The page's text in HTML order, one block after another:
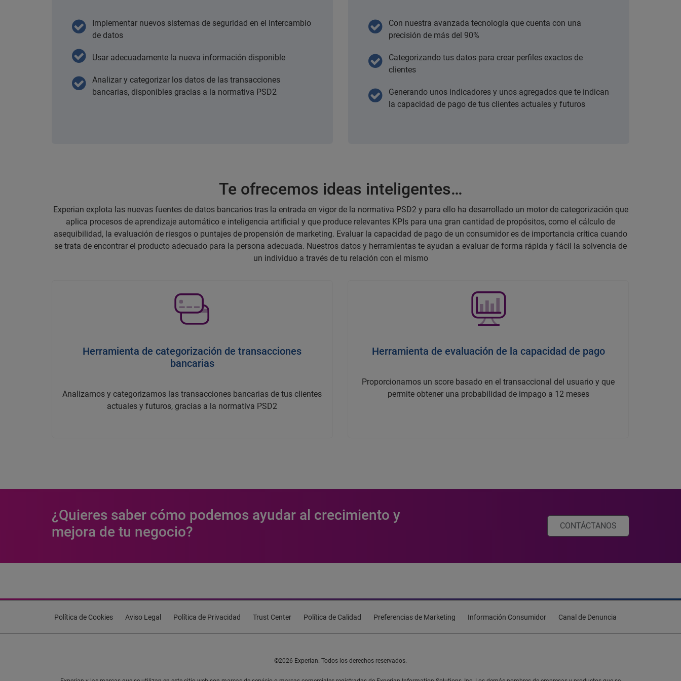
Implementar nuevos sistemas de seguridad en el intercambio
de datos
Usar adecuadamente la nueva información disponible
Analizar y categorizar los datos de las transacciones
bancarias, disponibles gracias a la normativa PSD2
Con nuestra avanzada tecnología que cuenta con una
precisión de más del 90%
Categorizando tus datos para crear perfiles exactos de
clientes
Generando unos indicadores y unos agregados que te indican
la capacidad de pago de tus clientes actuales y futuros
Te ofrecemos ideas inteligentes…
Experian explota las nuevas fuentes de datos bancarios tras la entrada en vigor de la normativa PSD2 y para ello ha desarrollado un motor de categorización que
aplica procesos de aprendizaje automático e inteligencia artificial y que produce relevantes KPIs para una gran cantidad de propósitos, como el cálculo de
asequibilidad, la evaluación de riesgos o puntajes de propensión de marketing. Evaluar la capacidad de pago de un consumidor es de importancia crítica cuando
se trata de encontrar el producto adecuado para la persona adecuada. Nuestros datos y herramientas te ayudan a evaluar de forma rápida y fácil la solvencia de
un individuo a través de tu relación con el mismo
Herramienta de categorización de transacciones
bancarias
Analizamos y categorizamos las transacciones bancarias de tus clientes
actuales y futuros, gracias a la normativa PSD2
Herramienta de evaluación de la capacidad de pago
Proporcionamos un score basado en el transaccional del usuario y que
permite obtener una probabilidad de impago a 12 meses
¿Quieres saber cómo podemos ayudar al crecimiento y
mejora de tu negocio?
CONTÁCTANOS
Política de Cookies Aviso Legal Política de Privacidad Trust Center Política de Calidad Preferencias de Marketing Información Consumidor Canal de Denuncia
©2026 Experian. Todos los derechos reservados.